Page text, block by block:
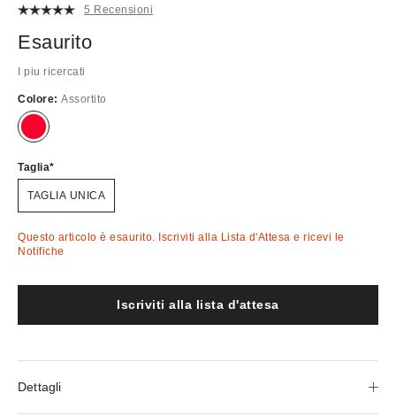
5 Recensioni
Esaurito
I piu ricercati
Colore: Assortito
Esaurito!
Taglia
TAGLIA UNICA
Questo articolo è esaurito. Iscriviti alla Lista d'Attesa e ricevi le
Notifiche
Iscriviti alla lista d'attesa
Dettagli